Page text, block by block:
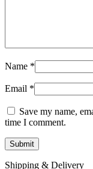
Name *
Email *
Save my name,
time I comment.
Shipping & Delivery